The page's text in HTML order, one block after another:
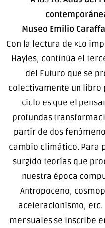
Museo Emilio
Con la lectura de «Lo
Hayles, continúa el
del Futuro que se
colectivamente un libro
ciclo es que el
profundas
partir de dos
cambio climático. Para
surgido teorías que
nuestra época
Antropoceno,
aceleracionismo,
mensuales se inscribe